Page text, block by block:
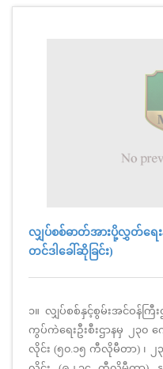
လျှပ်စစ်ဓာတ်အားပို့လွှတ်ရေ
တင်ဒါခေါ်ဆိုခြင်း)
၁။ လျှပ်စစ်နှင့်စွမ်းအင်ဝန်ကြီ
ကွပ်ကဲရေးဦးစီးဌာနမှ ၂၃၀
လိုင်း (၅၀.၁၅ ကီလိုမီတာ) ၊